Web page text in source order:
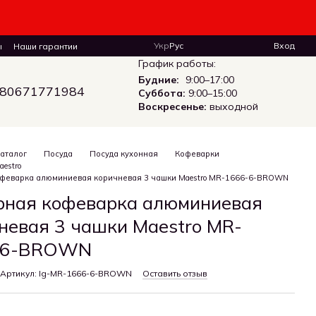
Наши гарантии УкрРус Вход
График работы:
Будние:
9:00–17:00
Суббота: 9:00–15:00
Воскресенье: выходной
Посуда Посуда кухонная
Кофеварки
алюминиевая коричневая 3 чашки Maestro MR-1666-6-BROWN
кофеварка алюминиевая
3 чашки Maestro MR-
BROWN
Артикул: Ig-MR-1666-6-BROWN Оставить отзыв